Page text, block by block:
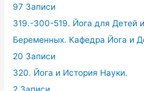
97 Записи
319.-300-519. Йога для
Беременных. Кафедра Йога и
20 Записи
320. Йога и История Науки.